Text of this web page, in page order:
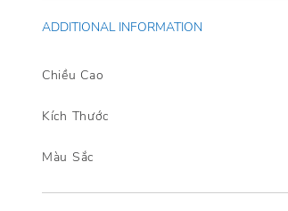
ADDITIONAL INFORMATION
Chiều Cao
Kích Thước
Màu Sắc